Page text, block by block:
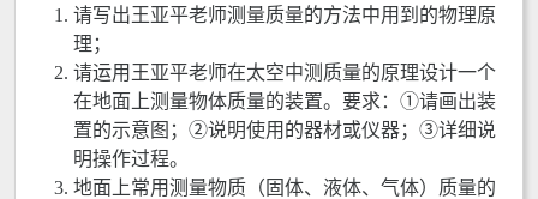
请写出王亚平老师测量质量的方法中用到的物理原
理；
请运用王亚平老师在太空中测质量的原理设计一个
在地面上测量物体质量的装置。要求：①请画出装
置的示意图；②说明使用的器材或仪器；③详细说
明操作过程。
地面上常用测量物质（固体、液体、气体）质量的